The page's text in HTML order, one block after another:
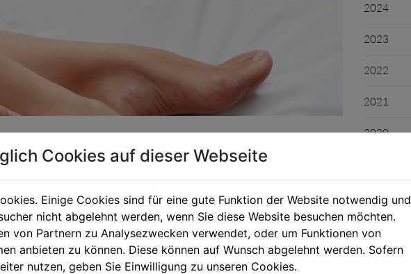
die richtige Fußpflege für jeden Schuh

FUSSPFLEGE
28. SEPTEMBER 2020
2024
2023
2022
2021
2020
Cookies auf dieser Webseite
Einige Cookies sind für eine gute Funktion der Website notwendig und
nicht abgelehnt werden, wenn Sie diese Website besuchen möchten.
von Partnern zu Analysezwecken verwendet, oder um Funktionen von
anbieten zu können. Diese können auf Wunsch abgelehnt werden. Sofern
nutzen, geben Sie Einwilligung zu unseren Cookies.